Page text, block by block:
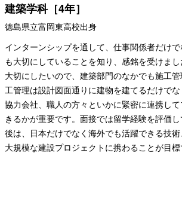
建築学科［4年］
徳島県立富岡東高校出身
インターンシップを通して、仕事関係者だけ
も大切にしていることを知り、感銘を受けま
大切にしたいので、建築部門のなかでも施工
工管理は設計図面通りに建物を建てるだけでな
協力会社、職人の方々といかに緊密に連携し
きるかが重要です。面接では留学経験を評価
後は、日本だけでなく海外でも活躍できる技術
大規模な建設プロジェクトに携わることが目標